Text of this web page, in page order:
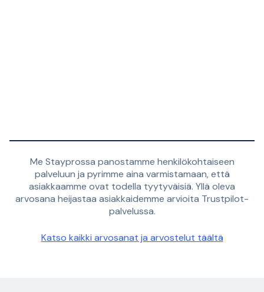
Me Stayprossa panostamme henkilökohtaiseen
palveluun ja pyrimme aina varmistamaan, että
asiakkaamme ovat todella tyytyväisiä. Yllä oleva
arvosana heijastaa asiakkaidemme arvioita Trustpilot-
palvelussa.
Katso kaikki arvosanat ja arvostelut täältä